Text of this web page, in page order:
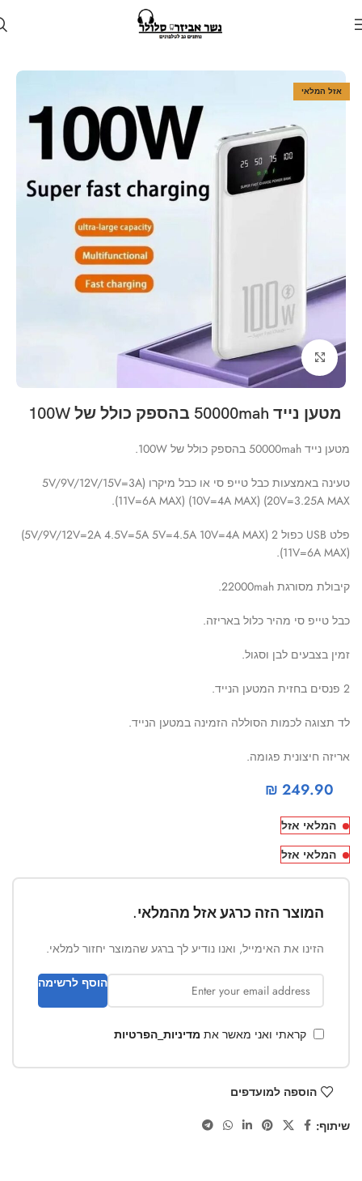
מטען נייד
אזל המלאי
Click to enlarge
מטען נייד 50000mah בהספק כולל של 100W
מטען נייד 50000mah בהספק כולל של 100W.
טעינה באמצעות כבל טייפ סי או כבל מיקרו (5V/9V/12V/15V=3A
20V=3.25A MAX) (10V=4A MAX) (11V=6A MAX).
פלט USB כפול 2 (5V/9V/12V=2A 4.5V=5A 5V=4.5A 10V=4A MAX)
(11V=6A MAX).
קיבולת מסורגת 22000mah.
כבל טייפ סי מהיר כלול באריזה.
זמין בצבעים לבן וסגול.
2 פנסים בחזית המטען הנייד.
לד תצוגה לכמות הסוללה הזמינה במטען הנייד.
אריזה חיצונית פגומה.
₪ 249.90
המלאי אזל
המלאי אזל
המוצר הזה כרגע אזל מהמלאי.
הזינו את האימייל, ואנו נודיע לך ברגע שהמוצר יחזור למלאי.
הוסף לרשימה
קראתי ואני מאשר את מדיניות_הפרטיות
הוספה למועדפים
שיתוף: